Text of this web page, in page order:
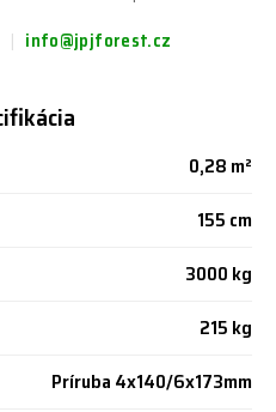
info@jpjforest.cz
0,28 m²
155 cm
3000 kg
215 kg
Príruba 4x140/6x173mm